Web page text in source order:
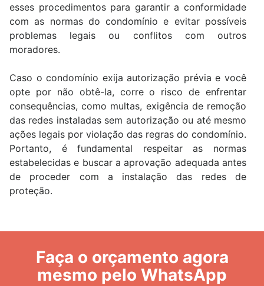
esses procedimentos para garantir a conformidade
com as normas do condomínio e evitar possíveis
problemas legais ou conflitos com outros
moradores.
Caso o condomínio exija autorização prévia e você
opte por não obtê-la, corre o risco de enfrentar
consequências, como multas, exigência de remoção
das redes instaladas sem autorização ou até mesmo
ações legais por violação das regras do condomínio.
Portanto, é fundamental respeitar as normas
estabelecidas e buscar a aprovação adequada antes
de proceder com a instalação das redes de
proteção.
Faça o orçamento agora
mesmo pelo WhatsApp